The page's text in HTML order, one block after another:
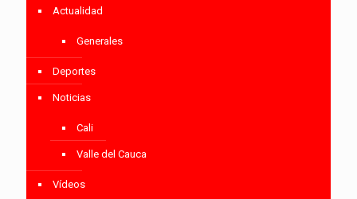
Actualidad
Generales
Deportes
Noticias
Cali
Valle del Cauca
Vídeos